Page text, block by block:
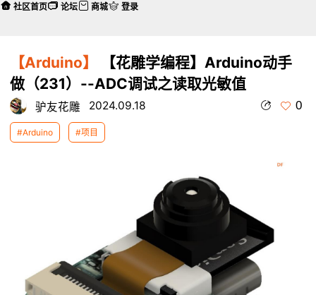
【Arduino】
【花雕学编程】Arduino动手
做（231）--ADC调试之读取光敏值
驴友花雕 2024.09.18 0
#Arduino #项目
社区首页 论坛 商城 登录